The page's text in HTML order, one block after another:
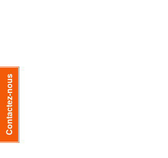
Contactez-nous